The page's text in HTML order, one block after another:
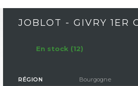
JOBLOT - GIVRY 1ER
En stock (12)
RÉGION Bourgogne